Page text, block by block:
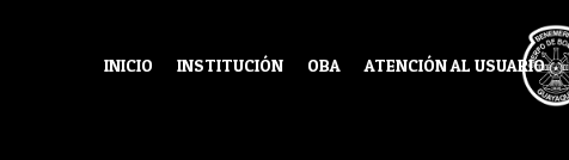
INICIO INSTITUCIÓN OBA ATENCIÓN AL USUARIO